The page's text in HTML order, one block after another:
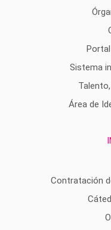
Sistema
Área de
Contratación